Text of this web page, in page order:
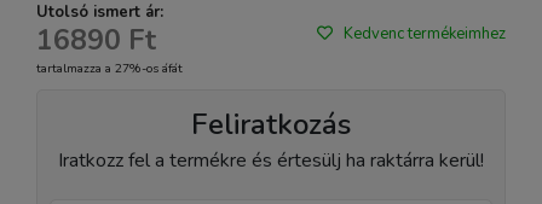
Utolsó ismert ár:
16890 Ft
tartalmazza a 27%-os áfát
Kedvenc termékeimhez
Feliratkozás
Iratkozz fel a termékre és értesülj ha raktárra kerül!